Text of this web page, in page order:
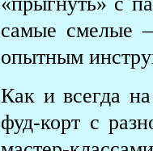
самые смелые
опытным
Как и всегда
фуд-корт с